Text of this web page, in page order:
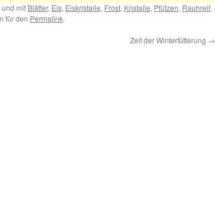
mit Blätter, Eis, Eiskristalle, Frost, Kristalle, Pfützen, Rauhreif,
für den Permalink.
Zeit der Winterfütterung →